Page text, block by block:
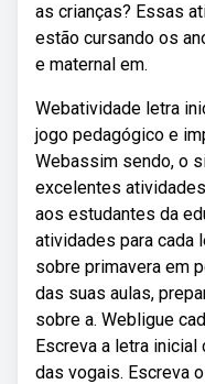
as crianças? Essas
estão cursando os
e maternal em.
Webatividade letra
jogo pedagógico e
Webassim sendo, o
excelentes
aos estudantes da
atividades para cada
sobre primavera em
das suas aulas,
sobre a. Webligue
Escreva a letra
das vogais. Escreva